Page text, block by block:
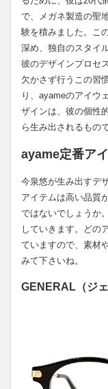
で、メガネ製造の聖
験を積みました。こ
深め、独自のスタイ
彼のデザインプロセ
欠かさず行うこの習
り、ayameのアイウ
ザインは、彼の個性
ら生み出されるもので
ayame定番ア
今泉悠が生み出すデ
アイテムは高い品質
ではないでしょうか
していきます。どの
ていますので、素材
みて下さいね。
GENERAL（ジェ